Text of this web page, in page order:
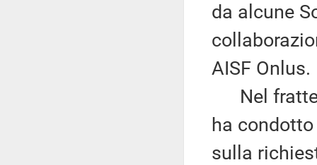
da alcune
AISF Onlus.
Nel
ha
sulla